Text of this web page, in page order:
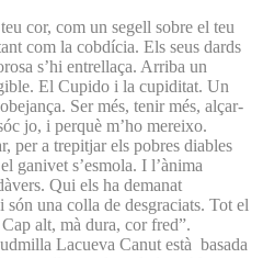
cor, com un segell sobre el teu
com la cobdícia. Els seus dards
s’hi entrellaça. Arriba un
El Cupido i la cupiditat. Un
Ser més, tenir més, alçar-
jo, i perquè m’ho mereixo.
per a trepitjar els pobres diables
ganivet s’esmola. I l’ànima
Qui els ha demanat
són una colla de desgraciats. Tot el
alt, mà dura, cor fred”.
Lacueva Canut està basada